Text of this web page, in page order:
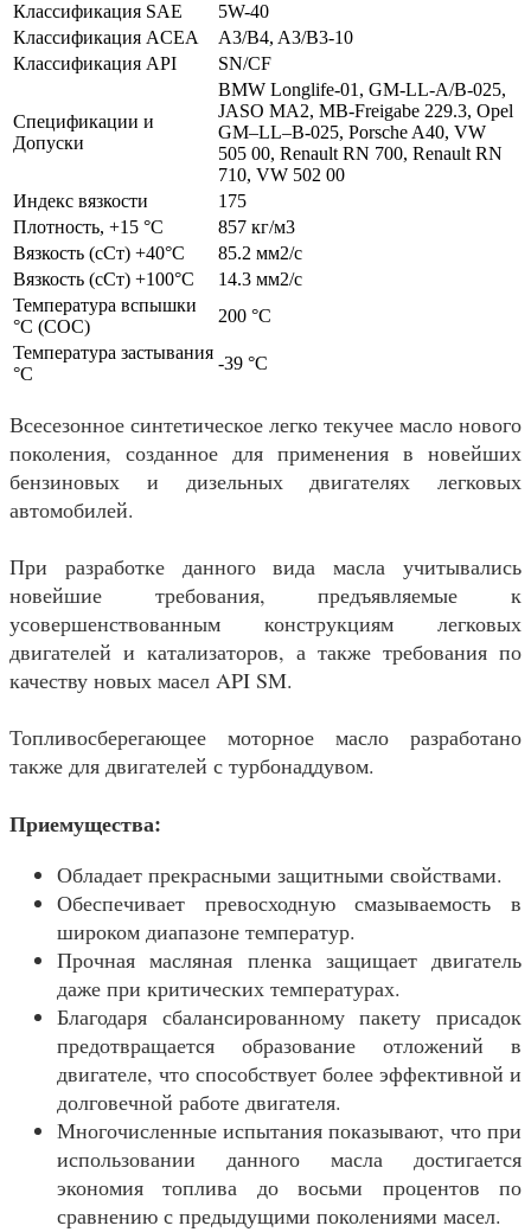
Классификация SAE
5W-40
Классификация ACEA
A3/B4, A3/B3-10
Классификация API
SN/CF
Спецификации и
Допуски
BMW Longlife-01, GM-LL-A/B-025,
JASO MA2, MB-Freigabe 229.3, Opel
GM–LL–B-025, Porsche A40, VW
505 00, Renault RN 700, Renault RN
710, VW 502 00
Индекс вязкости
175
Плотность, +15 °С
857 кг/м3
Вязкость (сСт) +40°С
85.2 мм2/с
Вязкость (сСт) +100°С
14.3 мм2/с
Температура вспышки
°С (СОС)
200 °C
Температура застывания
°С
-39 °С
Всесезонное синтетическое легко текучее масло нового
поколения, созданное для применения в новейших
бензиновых и дизельных двигателях легковых
автомобилей.
При разработке данного вида масла учитывались
новейшие требования, предъявляемые к
усовершенствованным конструкциям легковых
двигателей и катализаторов, а также требования по
качеству новых масел API SM.
Топливосберегающее моторное масло разработано
также для двигателей с турбонаддувом.
Приемущества:
Обладает прекрасными защитными свойствами.
Обеспечивает превосходную смазываемость в
широком диапазоне температур.
Прочная масляная пленка защищает двигатель
даже при критических температурах.
Благодаря сбалансированному пакету присадок
предотвращается образование отложений в
двигателе, что способствует более эффективной и
долговечной работе двигателя.
Многочисленные испытания показывают, что при
использовании данного масла достигается
экономия топлива до восьми процентов по
сравнению с предыдущими поколениями масел.